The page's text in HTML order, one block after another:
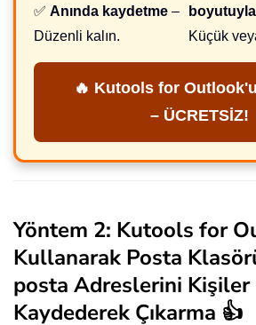
✅ Anında kaydetme –
Düzenli kalın.
boyutuyla
Küçük
🔥 Kutools for
– ÜCRETSİZ!
Yöntem 2: Kutools for
Kullanarak Posta
posta Adreslerini Kişiler
Kaydederek Çıkarma 👍